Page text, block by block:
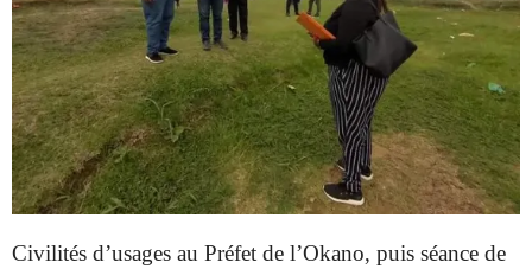
Civilités d’usages au Préfet de l’Okano, puis séance de